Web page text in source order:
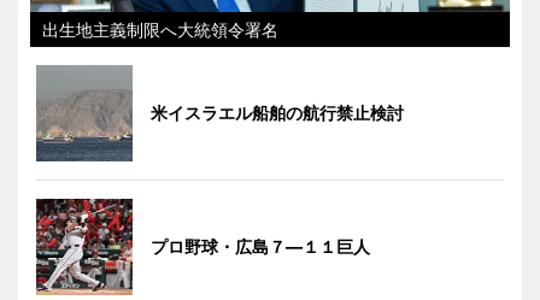
出生地主義制限へ大統領令署名
米イスラエル船舶の航行禁止検討
プロ野球・広島７―１１巨人